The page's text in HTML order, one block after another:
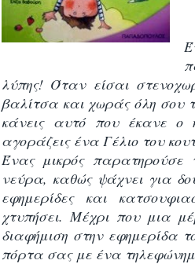
λύπης! Όταν είσαι
βαλίτσα και χωράς όλη σου
κάνεις αυτό που έκανε ο
αγοράζεις ένα Γέλιο του
Ένας μικρός
νεύρα, καθώς ψάχνει για
εφημερίδες και
χτυπήσει. Μέχρι που μια
διαφήμιση στην εφημερίδα
πόρτα σας με ένα